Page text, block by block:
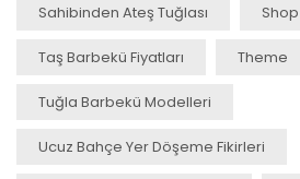
Sahibinden Ateş Tuğlası Shop
Taş Barbekü Fiyatları Theme
Tuğla Barbekü Modelleri
Ucuz Bahçe Yer Döşeme Fikirleri